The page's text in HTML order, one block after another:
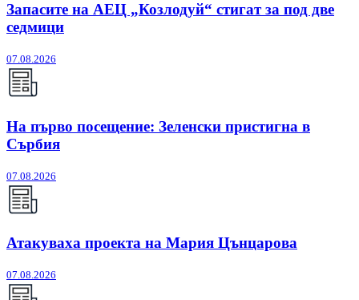
Запасите на АЕЦ „Козлодуй“ стигат за под две
седмици
07.08.2026
На първо посещение: Зеленски пристигна в
Сърбия
07.08.2026
Атакуваха проекта на Мария Цънцарова
07.08.2026